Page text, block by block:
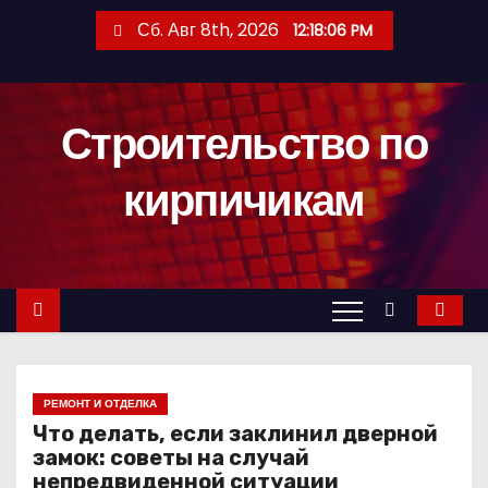
о
Сб. Авг 8th, 2026 12:18:07 PM
Строительство по
кирпичикам
РЕМОНТ И ОТДЕЛКА
Что делать, если заклинил дверной
замок: советы на случай
непредвиденной ситуации